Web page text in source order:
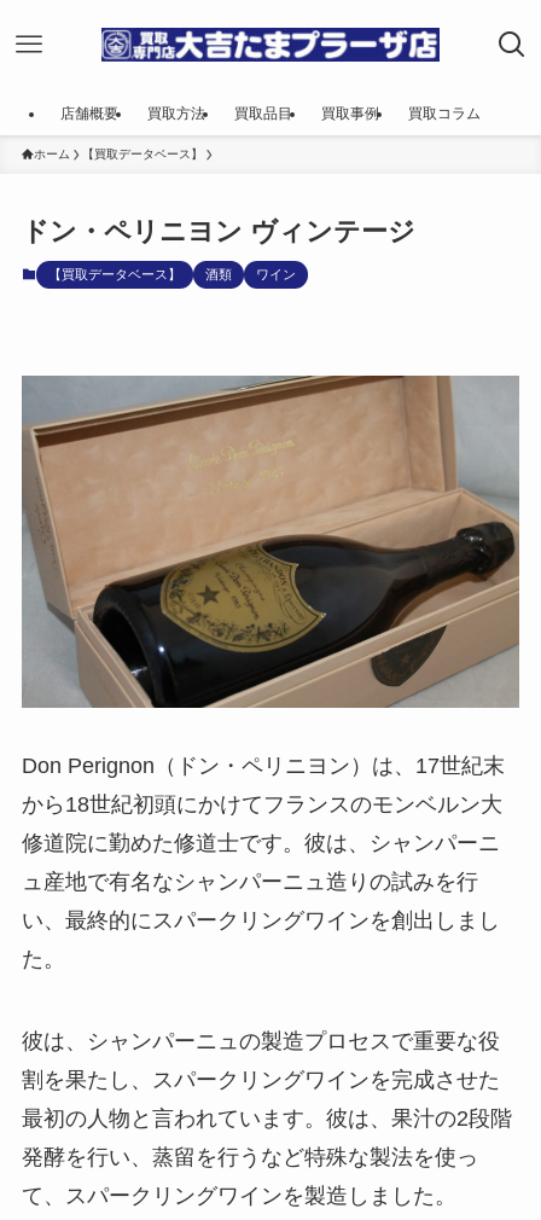
店舗概要 買取方法 買取品目 買取事例 買取コラム
ホーム 【買取データベース】
ドン・ペリニヨン ヴィンテージ
【買取データベース】 酒類 ワイン
Don Perignon（ドン・ペリニヨン）は、17世紀末
から18世紀初頭にかけてフランスのモンベルン大
修道院に勤めた修道士です。彼は、シャンパーニ
ュ産地で有名なシャンパーニュ造りの試みを行
い、最終的にスパークリングワインを創出しまし
た。
彼は、シャンパーニュの製造プロセスで重要な役
割を果たし、スパークリングワインを完成させた
最初の人物と言われています。彼は、果汁の2段階
発酵を行い、蒸留を行うなど特殊な製法を使っ
て、スパークリングワインを製造しました。